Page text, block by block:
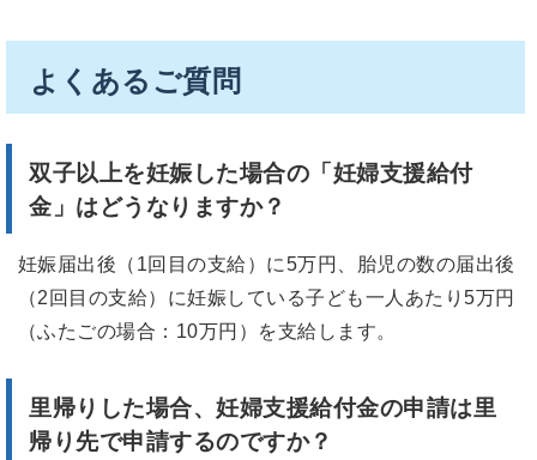
よくあるご質問
双子以上を妊娠した場合の「妊婦支援給付
金」はどうなりますか？
妊娠届出後（1回目の支給）に5万円、胎児の数の届出後
（2回目の支給）に妊娠している子ども一人あたり5万円
（ふたごの場合：10万円）を支給します。
里帰りした場合、妊婦支援給付金の申請は里
帰り先で申請するのですか？